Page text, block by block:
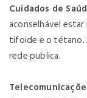
Cuidados de
aconselhável
tifoide e o tétano.
rede publica.